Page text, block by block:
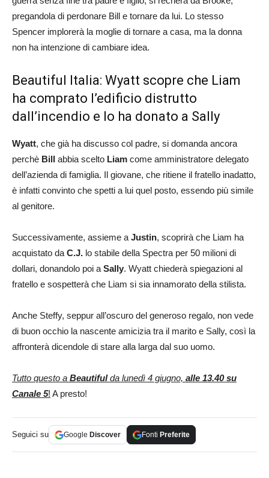
pregandola di perdonare Bill e tornare da lui. Lo stesso
Spencer implorerà la moglie di tornare a casa, ma la donna
non ha intenzione di cambiare idea.
Beautiful Italia: Wyatt scopre che Liam
ha comprato l’edificio distrutto
dall’incendio e lo ha donato a Sally
Wyatt, che già ha discusso col padre, si domanda ancora
perchè Bill abbia scelto Liam come amministratore delegato
dell’azienda di famiglia. Il giovane, che ritiene il fratello inadatto,
è infatti convinto che spetti a lui quel posto, essendo più simile
al genitore.
Successivamente, assieme a Justin, scoprirà che Liam ha
acquistato da C.J. lo stabile della Spectra per 50 milioni di
dollari, donandolo poi a Sally. Wyatt chiederà spiegazioni al
fratello e sospetterà che Liam si sia innamorato della stilista.
Anche Steffy, seppur all’oscuro del generoso regalo, non vede
di buon occhio la nascente amicizia tra il marito e Sally, così la
affronterà dicendole di stare alla larga dal suo uomo.
Tutto questo a Beautifulda lunedì 4 giugno, alle 13.40 su
Canale 5! A presto!
Seguici su Google Discover Fonti Preferite